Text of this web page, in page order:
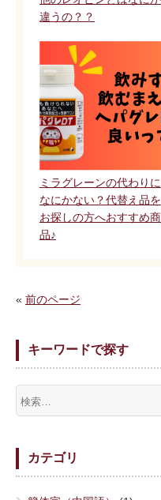
違うの？？
ミラグレーンの代わりに
なにかない？代替え品を
お探しの方へおすすめ商
品♪
« 前のページ
キーワードで探す
カテゴリ